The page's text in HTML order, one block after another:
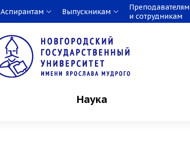
Аспирантам Выпускникам
Преподавателям
и сотрудникам
Наука